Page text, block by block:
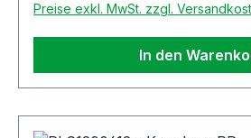
Preise exkl. MwSt. zzgl.
In den